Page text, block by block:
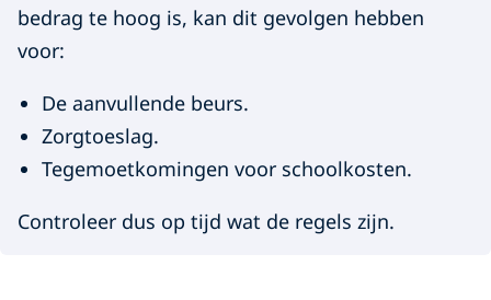
bedrag te hoog is, kan dit gevolgen hebben
voor:
De aanvullende beurs.
Zorgtoeslag.
Tegemoetkomingen voor schoolkosten.
Controleer dus op tijd wat de regels zijn.